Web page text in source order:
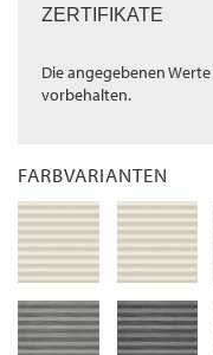
ZERTIFIKATE
Die angegebenen
vorbehalten.
FARBVARIANTEN